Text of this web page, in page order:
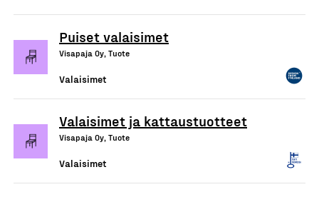
Puiset valaisimet
Visapaja Oy, Tuote
Valaisimet
Valaisimet ja kattaustuotteet
Visapaja Oy, Tuote
Valaisimet